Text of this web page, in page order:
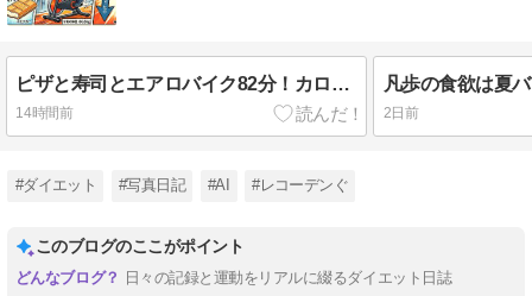
ピザと寿司とエアロバイク82分！カロリー爆走バトルのゆくえ
14時間前 2日前
#ダイエット #写真日記 #AI #レコーデンぐ
このブログのここがポイント
日々の記録と運動をリアルに綴るダイエット日誌